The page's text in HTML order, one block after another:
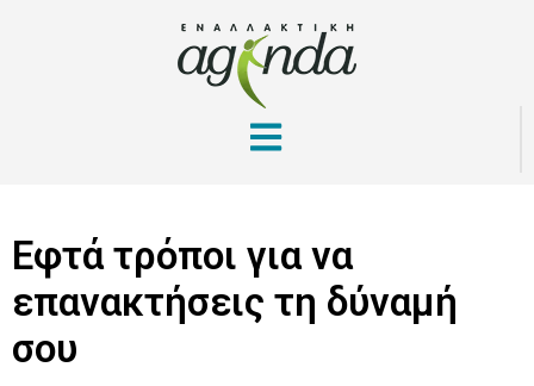
Εφτά τρόποι για να
επανακτήσεις τη δύναμή
σου